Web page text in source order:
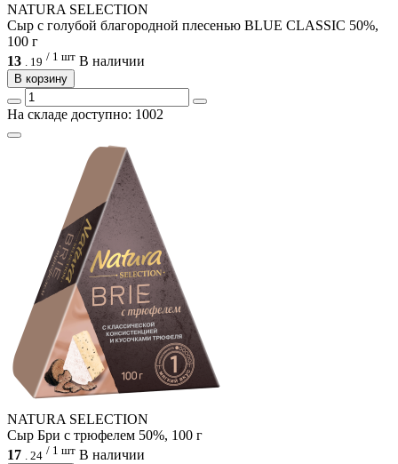
NATURA SELECTION
Сыр с голубой благородной плесенью BLUE CLASSIC 50%,
100 г
13
19 / 1 шт В наличии
В корзину
На складе доступно: 1002
NATURA SELECTION
Сыр Бри с трюфелем 50%, 100 г
17 . 24 / 1 шт В наличии